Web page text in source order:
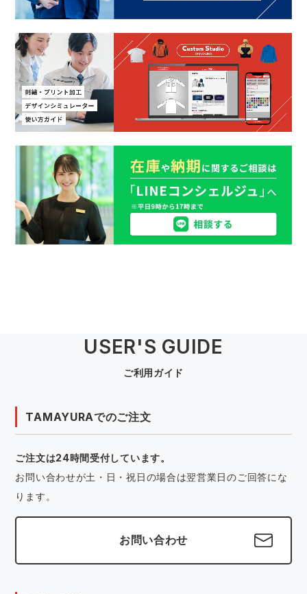
USER'S GUIDE
ご利用ガイド
TAMAYURAでのご注文
ご注文は24時間受付しています。
お問い合わせが土・日・祝日の場合は翌営業日のご回答にな
ります。
お問い合わせ